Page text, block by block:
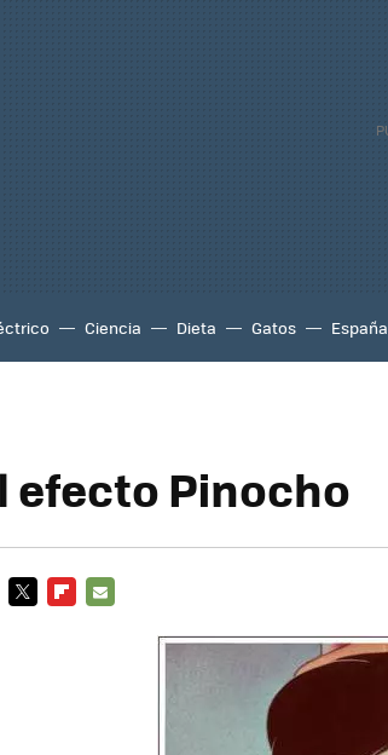
Ciencia Dieta Gatos España
efecto Pinocho